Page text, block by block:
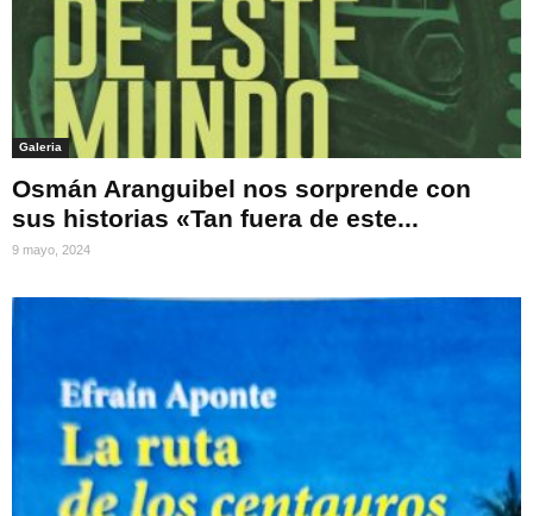
Galeria
Osmán Aranguibel nos sorprende con
sus historias «Tan fuera de este...
9 mayo, 2024